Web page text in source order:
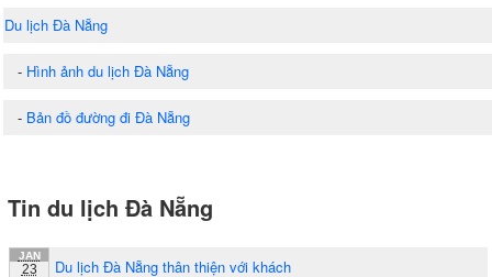
Du lịch Đà Nẵng
- Hình ảnh du lịch Đà Nẵng
- Bản đồ đường đi Đà Nẵng
Tin du lịch Đà Nẵng
JAN
23 Du lịch Đà Nẵng thân thiện với khách